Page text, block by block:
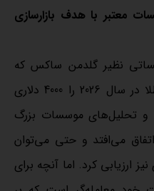
معتبر با هدف بازارسازی
نظیر گلدمن ساکس که
چشم‌انداز قیمت اونس جهانی طلا در سال 2026 را 4000 دلاری
و تحلیل‌های موسسات بزرگ
می‌افتد و حتی می‌‌توان
ارزیابی کرد. اما آنچه برای